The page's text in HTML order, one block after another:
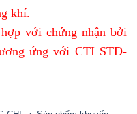
khí.
với chứng nhận bởi
ứng với CTI STD-